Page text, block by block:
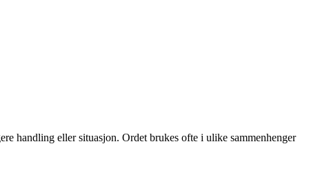
handling eller situasjon. Ordet brukes ofte i ulike sammenhenger